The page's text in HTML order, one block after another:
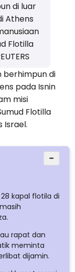
di luar
Athens
Flotilla
berhimpun di
pada Isnin
misi
Flotilla
Israel.
−
kapal flotila di
rapat dan
meminta
dijamin.